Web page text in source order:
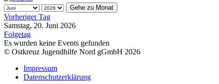
Gehe zu Monat
Vorheriger Tag
Samstag, 20. Juni 2026
Folgetag
Es wurden keine Events gefunden
© Ostkreuz Jugendhilfe Nord gGmbH 2026
Impressum
Datenschutzerklärung